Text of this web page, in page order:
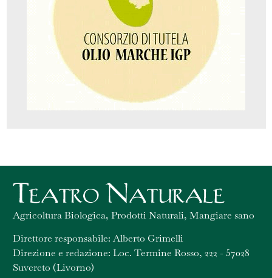
Agricoltura Biologica, Prodotti Naturali, Mangiare sano
Direttore responsabile: Alberto Grimelli
Direzione e redazione: Loc. Termine Rosso, 222 - 57028
Suvereto (Livorno)